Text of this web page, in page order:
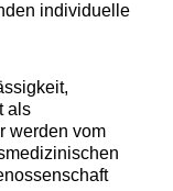
individuelle
als
werden vom